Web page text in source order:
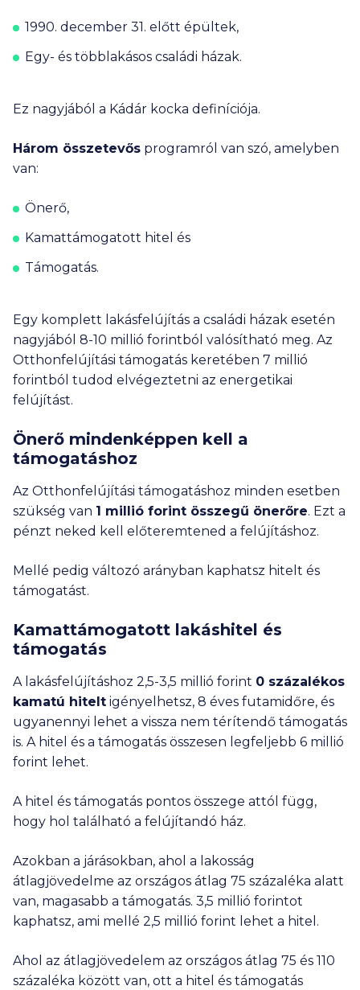
által adott ajánlat eltérhet a fent megadott adatoktól,
részletek az Ügyféltájékoztatónkban (ITT
Ezeknek a bankoknak a termékeit nem jelenítjük meg a
Oberbank, Polgári Bank.
Nem találtad meg, amit kerestél? Nézd meg a
1990. december 31. előtt épültek,
Egy- és többlakásos családi házak.
Ez nagyjából a Kádár kocka definíciója.
Három összetevős programról van szó, amelyben
van:
Önerő,
Kamattámogatott hitel és
Támogatás.
Egy komplett lakásfelújítás a családi házak esetén
nagyjából 8-10 millió forintból valósítható meg. Az
Otthonfelújítási támogatás keretében 7 millió
forintból tudod elvégeztetni az energetikai
felújítást.
Önerő mindenképpen kell a
támogatáshoz
Az Otthonfelújítási támogatáshoz minden esetben
szükség van 1 millió forint összegű önerőre. Ezt a
pénzt neked kell előteremtened a felújításhoz.
Mellé pedig változó arányban kaphatsz hitelt és
támogatást.
Kamattámogatott lakáshitel és
támogatás
A lakásfelújításhoz 2,5-3,5 millió forint 0 százalékos
kamatú hitelt igényelhetsz, 8 éves futamidőre, és
ugyanennyi lehet a vissza nem térítendő támogatás
is. A hitel és a támogatás összesen legfeljebb 6 millió
forint lehet.
A hitel és támogatás pontos összege attól függ,
hogy hol található a felújítandó ház.
Azokban a járásokban, ahol a lakosság
átlagjövedelme az országos átlag 75 százaléka alatt
van, magasabb a támogatás. 3,5 millió forintot
kaphatsz, ami mellé 2,5 millió forint lehet a hitel.
Ahol az átlagjövedelem az országos átlag 75 és 110
százaléka között van, ott a hitel és támogatás